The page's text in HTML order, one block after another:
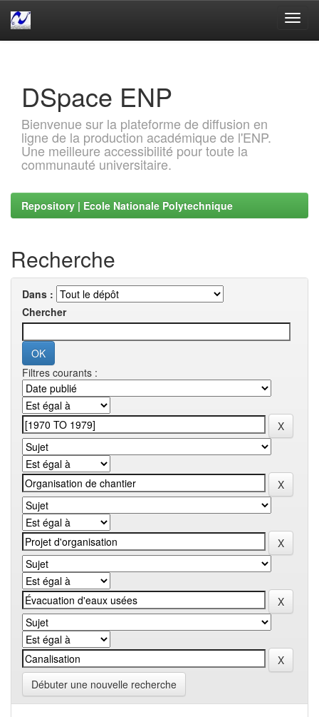
DSpace ENP
Bienvenue sur la plateforme de diffusion en
ligne de la production académique de l'ENP.
Une meilleure accessibilité pour toute la
communauté universitaire.
Repository | Ecole Nationale Polytechnique
Recherche
Dans :
Chercher
Filtres courants :
Débuter une nouvelle recherche